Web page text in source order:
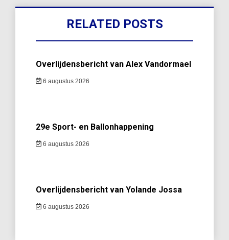
RELATED POSTS
Overlijdensbericht van Alex Vandormael
6 augustus 2026
29e Sport- en Ballonhappening
6 augustus 2026
Overlijdensbericht van Yolande Jossa
6 augustus 2026